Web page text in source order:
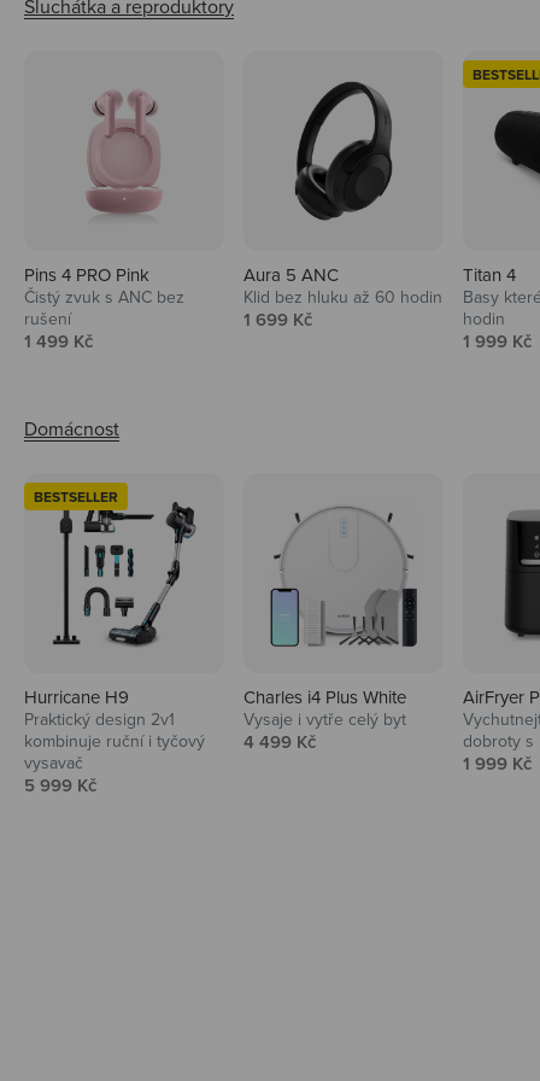
Pins 4 PRO Pink
Čistý zvuk s ANC bez
rušení
Prodejní cena
1 499 Kč
Aura 5 ANC
Klid bez hluku až 60 hodin
Prodejní cena
1 699 Kč
Titan 4
Basy
hodin
Prodejní
1 999 Kč
BESTSELLER
Hurricane H9
Praktický design 2v1
kombinuje ruční i tyčový
vysavač
Prodejní cena
5 999 Kč
Charles i4 Plus White
Vysaje i vytře celý byt
Prodejní cena
4 499 Kč
AirFryer
dobroty s
Prodejní
1 999 Kč
Audio
Niceboy sluchátka a repráky ti padnou
do noty.